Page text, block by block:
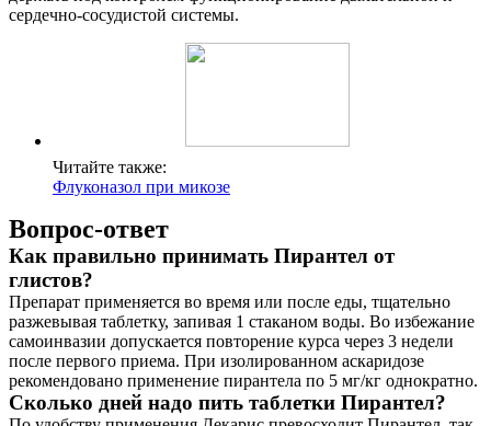
сердечно-сосудистой системы.
Читайте также:
Флуконазол при микозе
Вопрос-ответ
Как правильно принимать Пирантел от
глистов?
Препарат применяется во время или после еды, тщательно
разжевывая таблетку, запивая 1 стаканом воды. Во избежание
самоинвазии допускается повторение курса через 3 недели
после первого приема. При изолированном аскаридозе
рекомендовано применение пирантела по 5 мг/кг однократно.
Сколько дней надо пить таблетки Пирантел?